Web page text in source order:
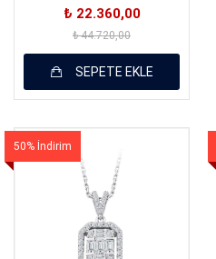
₺ 22.360,00
₺ 44.720,00
SEPETE EKLE
50% İndirim